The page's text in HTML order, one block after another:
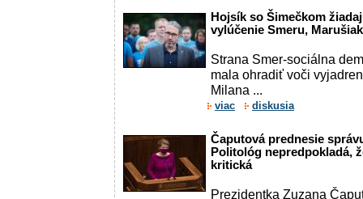
Hojsík so Šimečkom
vylúčenie Smeru,
Strana Smer-sociálna
mala ohradiť voči
Milana ...
viac diskusia
Čaputová prednesie
Politológ nepredpokladá,
kritická
Prezidentka Zuzana